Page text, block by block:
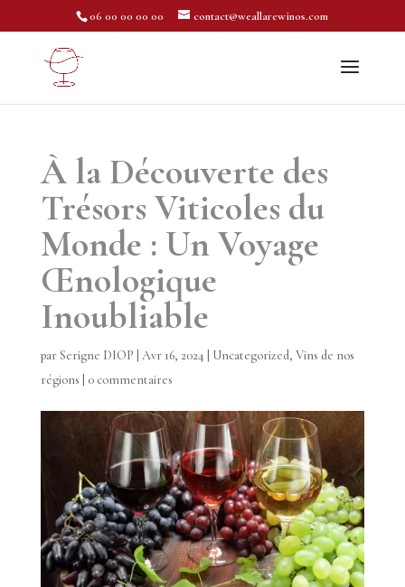
06 00 00 00 00 contact@weallarewinos.com
À la Découverte des
Trésors Viticoles du
Monde : Un Voyage
Œnologique
Inoubliable
parSerigne DIOP Avr 16, 2024 Uncategorized, Vins de nos
régions
0 commentaires